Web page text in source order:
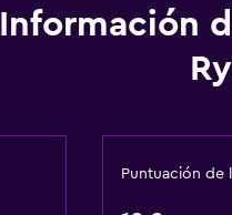
Información
Puntuación de